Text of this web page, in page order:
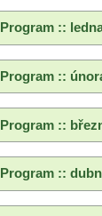
Program ::
Program ::
Program ::
Program ::